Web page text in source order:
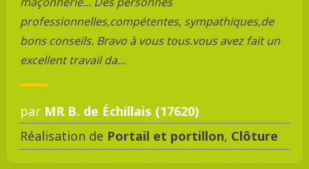
professionnelles,compétentes, sympathiques,de
bons conseils. Bravo à vous tous.vous avez fait un
excellent travail da...
par MR B. de Échillais (17620)
Réalisation de Portail et portillon, Clôture